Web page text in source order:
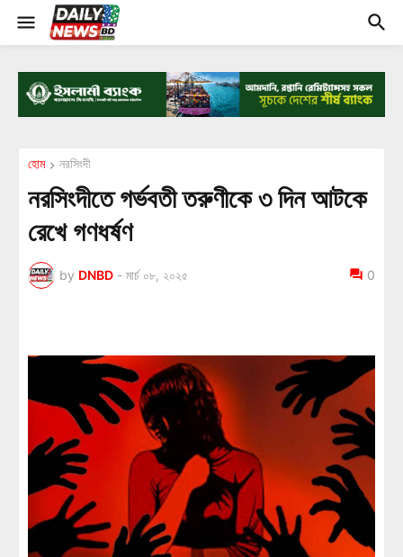
হোম নরসিংদী
নরসিংদীতে গর্ভবতী তরুণীকে ৩ দিন আটকে
রেখে গণধর্ষণ
by DNBD - মার্চ ০৮, ২০২৫ 0